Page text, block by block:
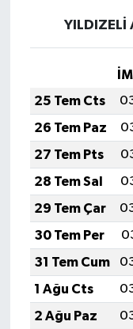
YILDIZELİ
25 Tem Cts
26 Tem Paz
27 Tem Pts
28 Tem Sal
29 Tem Çar
30 Tem Per
31 Tem Cum
1 Ağu Cts
2 Ağu Paz